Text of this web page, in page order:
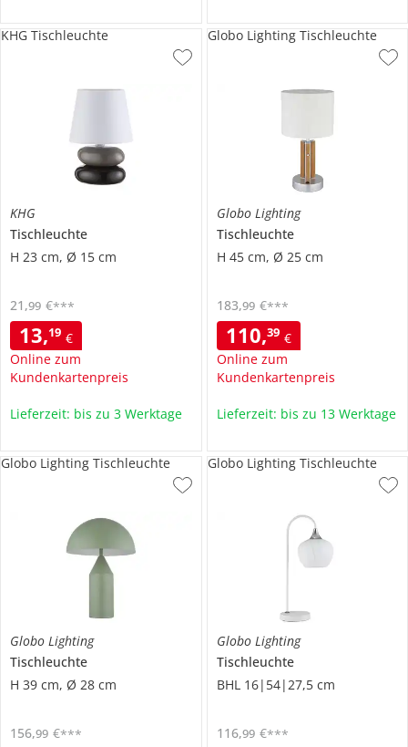
KHG
Tischleuchte
H 23 cm, Ø 15 cm
13,19 €
Online zum
Kundenkartenpreis
21 ,99 €***
KHG Tischleuchte
Lieferzeit: bis zu 3 Werktage
Globo Lighting
Tischleuchte
H 45 cm, Ø 25 cm
110,39 €
Online zum
Kundenkartenpreis
183,99 €***
Globo Lighting Tischleuchte
Lieferzeit: bis zu 13 Werktage
Globo Lighting
Tischleuchte
H 39 cm, Ø 28 cm
156,99 €***
Globo Lighting Tischleuchte
Globo Lighting
Tischleuchte
BHL 16|54|27,5 cm
116,99 €***
Globo Lighting Tischleuchte